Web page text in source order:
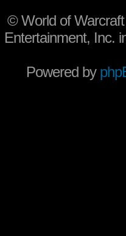
©World of Warcraft
Entertainment, Inc.
Powered by